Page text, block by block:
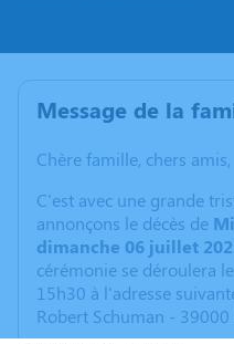
Message de la
Chère famille, chers amis,
C'est avec une grande
annonçons le décès de
dimanche 06 juillet
cérémonie se déroulera
15h30 à l'adresse
Robert Schuman - 39000